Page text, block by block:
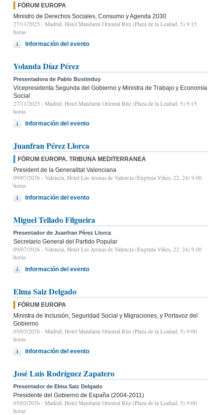
FÓRUM EUROPA
Ministro de Derechos Sociales, Consumo y Agenda 2030
27/11/2025 - Madrid, Hotel Mandarin Oriental Ritz (Plaza de la Lealtad, 5) 9:15
horas
Información del evento
Yolanda Díaz Pérez
Presentadora de Pablo Bustinduy
Vicepresidenta Segunda del Gobierno y Ministra de Trabajo y Economía
Social
27/11/2025 - Madrid, Hotel Mandarin Oriental Ritz (Plaza de la Lealtad, 5) 9:15
horas
Información del evento
Juanfran Pérez Llorca
FÓRUM EUROPA. TRIBUNA MEDITERRANEA
President de la Generalitat Valenciana
09/07/2026 - Valencia, Hotel Las Arenas de Valencia (Eugènia Viñes, 22, 24) 9.00
horas
Información del evento
Miguel Tellado Filgueira
Presentador de Juanfran Pérez Llorca
Secretario General del Partido Popular
09/07/2026 - Valencia, Hotel Las Arenas de Valencia (Eugènia Viñes, 22, 24) 9.00
horas
Información del evento
Elma Saiz Delgado
FÓRUM EUROPA
Ministra de Inclusión, Seguridad Social y Migraciones, y Portavoz del
Gobierno
05/03/2026 - Madrid, Hotel Mandarin Oriental Ritz (Plaza de la Lealtad, 5) 9:00
horas
Información del evento
José Luis Rodríguez Zapatero
Presentador de Elma Saiz Delgado
Presidente del Gobierno de España (2004-2011)
05/03/2026 - Madrid, Hotel Mandarin Oriental Ritz (Plaza de la Lealtad, 5) 9:00
horas